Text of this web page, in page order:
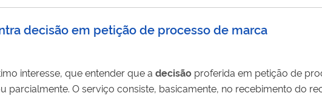
decisão em petição de processo de marca
interesse, que entender que a decisão proferida em petição de
O serviço consiste, basicamente, no recebimento do